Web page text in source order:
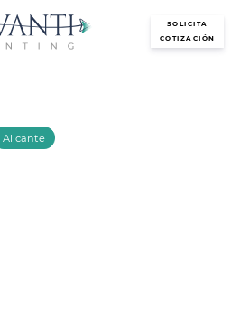
SOLICITA
COTIZACIÓN
Alicante